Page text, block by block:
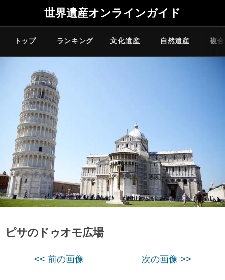
世界遺産オンラインガイド
トップ ランキング 文化遺産 自然遺産 複
ピサのドゥオモ広場
<< 前の画像 次の画像 >>